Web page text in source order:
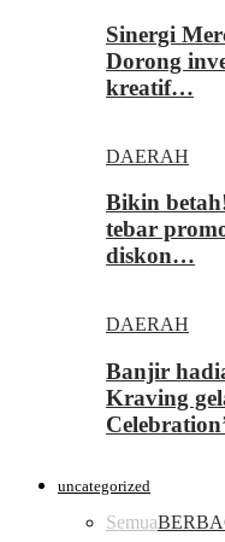
Sinergi
Dorong
kreatif…
DAERAH
Bikin
tebar
diskon…
DAERAH
Banjir
Kraving
uncategorized
Semua